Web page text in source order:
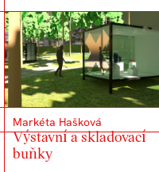
Markéta Hašková
Výstavní a skladovací
buňky